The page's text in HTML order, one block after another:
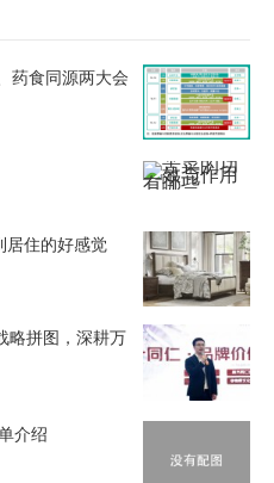
药食同源两大会
居住的好感觉
略拼图，深耕万
介绍